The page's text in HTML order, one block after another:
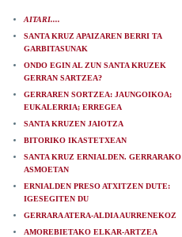
AITARI....
SANTA KRUZ APAIZAREN BERRI TA
GARBITASUNAK
ONDO EGIN AL ZUN SANTA KRUZEK
GERRAN SARTZEA?
GERRAREN SORTZEA: JAUNGOIKOA;
EUKALERRIA; ERREGEA
SANTA KRUZEN JAIOTZA
BITORIKO IKASTETXEAN
SANTA KRUZ ERNIALDEN. GERRARAKO
ASMOETAN
ERNIALDEN PRESO ATXITZEN DUTE:
IGESEGITEN DU
GERRARA ATERA-ALDIA AURRENEKOZ
AMOREBIETAKO ELKAR-ARTZEA